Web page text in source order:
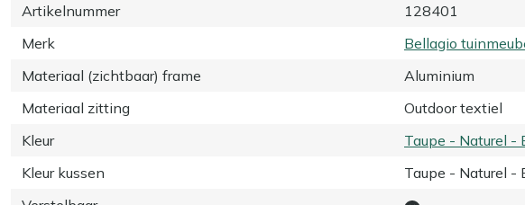
Artikelnummer
128401
Merk
Bellagio
Materiaal (zichtbaar) frame
Aluminium
Materiaal zitting
Outdoor textiel
Kleur
Taupe - Naturel -
Kleur kussen
Taupe - Naturel -